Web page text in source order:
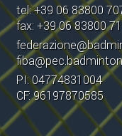
tel: +39 06 83800
fax: +39 06 83800
PI: 04774831004
CF: 96197870585